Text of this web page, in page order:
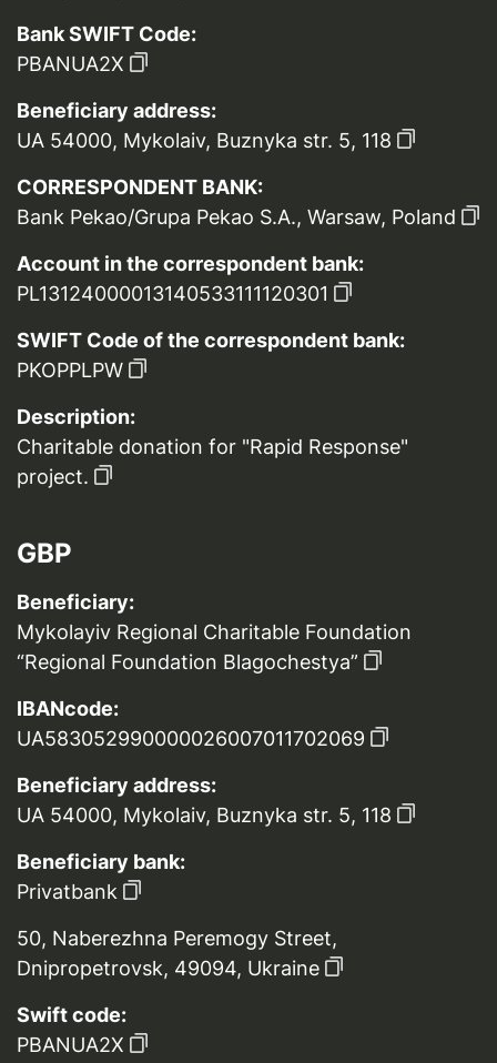
Bank SWIFT Code:
PBANUA2X
Beneficiary address:
UA 54000, Mykolaiv, Buznyka str. 5, 118
CORRESPONDENT BANK:
Bank Pekao/Grupa Pekao S.A., Warsaw, Poland
Account in the correspondent bank:
PL13124000013140533111120301
SWIFT Code of the correspondent bank:
PKOPPLPW
Description:
Charitable donation for "Rapid Response"
project.
GBP
Beneficiary:
Mykolayiv Regional Charitable Foundation
“Regional Foundation Blagochestya”
IBANcode:
UA583052990000026007011702069
Beneficiary address:
UA 54000, Mykolaiv, Buznyka str. 5, 118
Beneficiary bank:
Privatbank
50, Naberezhna Peremogy Street,
Dnipropetrovsk, 49094, Ukraine
Swift code:
PBANUA2X